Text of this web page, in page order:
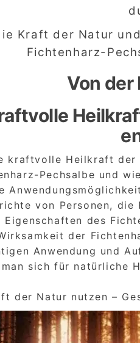
Kraft der Natur
Fichtenharz-
Von
kraftvolle Heilkraft der
Pechsalbe und
von Personen,
Eigenschaften des
der
Anwendung und
sich für natürliche
der Natur nutzen –